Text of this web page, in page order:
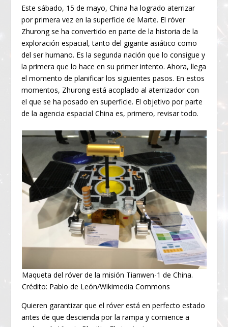
Este sábado, 15 de mayo, China ha logrado aterrizar
por primera vez en la superficie de Marte. El róver
Zhurong se ha convertido en parte de la historia de la
exploración espacial, tanto del gigante asiático como
del ser humano. Es la segunda nación que lo consigue y
la primera que lo hace en su primer intento. Ahora, llega
el momento de planificar los siguientes pasos. En estos
momentos, Zhurong está acoplado al aterrizador con
el que se ha posado en superficie. El objetivo por parte
de la agencia espacial China es, primero, revisar todo.
Maqueta del róver de la misión Tianwen-1 de China.
Crédito: Pablo de León/Wikimedia Commons
Quieren garantizar que el róver está en perfecto estado
antes de que descienda por la rampa y comience a